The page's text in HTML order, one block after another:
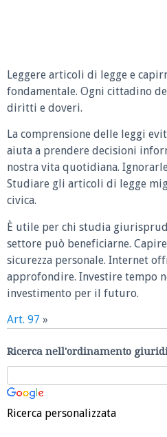
Leggere articoli di legge e
fondamentale. Ogni cittadino
diritti e doveri.
La comprensione delle leggi
aiuta a prendere decisioni
nostra vita quotidiana.
Studiare gli articoli di legge
civica.
È utile per chi studia
settore può beneficiarne.
sicurezza personale. Internet
approfondire. Investire tempo
investimento per il futuro.
Art. 97 »
Ricerca nell'ordinamento
Ricerca personalizzata